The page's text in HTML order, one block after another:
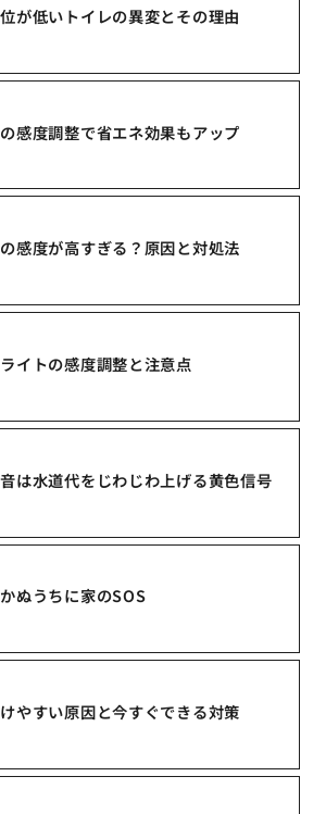
が低いトイレの異変とその理由
感度調整で省エネ効果もアップ
感度が高すぎる？原因と対処法
イトの感度調整と注意点
は水道代をじわじわ上げる黄色信号
ぬうちに家のSOS
やすい原因と今すぐできる対策